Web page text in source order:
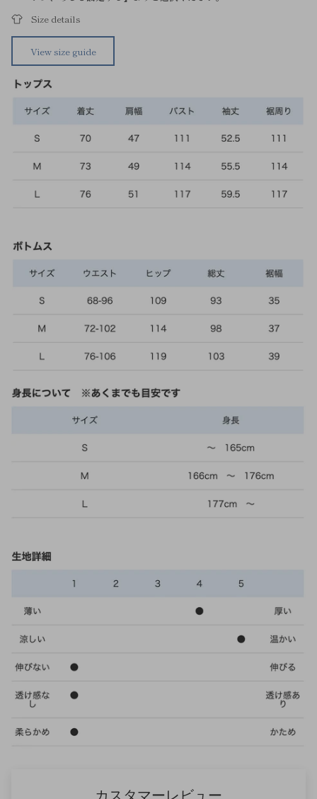
Size details
View size guide
カスタマーレビュー